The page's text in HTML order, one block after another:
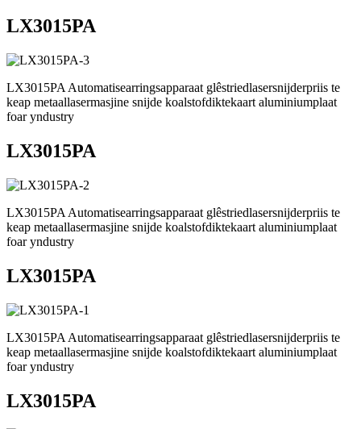
LX3015PA
LX3015PA Automatisearringsapparaat glêstriedlasersnijderpriis te
keap metaallasermasjine snijde koalstofdiktekaart aluminiumplaat
foar yndustry
LX3015PA
LX3015PA Automatisearringsapparaat glêstriedlasersnijderpriis te
keap metaallasermasjine snijde koalstofdiktekaart aluminiumplaat
foar yndustry
LX3015PA
LX3015PA Automatisearringsapparaat glêstriedlasersnijderpriis te
keap metaallasermasjine snijde koalstofdiktekaart aluminiumplaat
foar yndustry
LX3015PA